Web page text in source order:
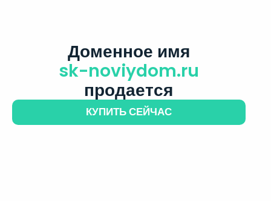
Доменное имя
sk-noviydom.ru
продается
КУПИТЬ СЕЙЧАС